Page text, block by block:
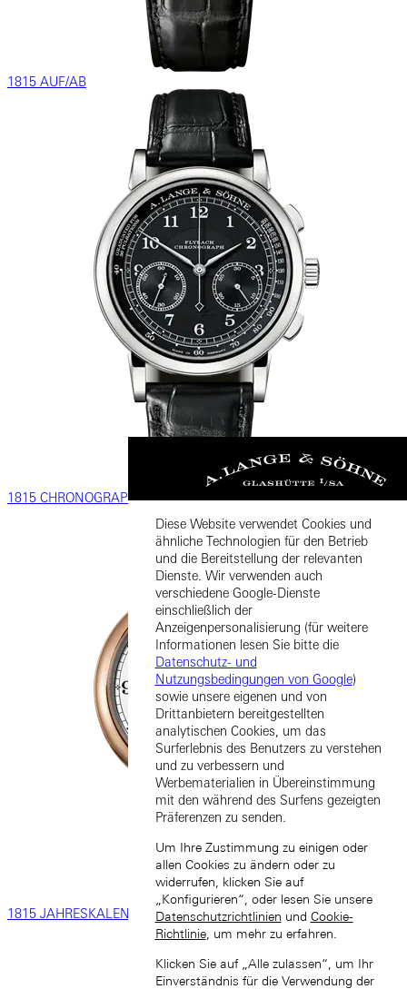
1815 AUF/AB
1815 CHRONOGRAPH
1815 JAHRESKALENDER
Diese Website verwendet Cookies und
ähnliche Technologien für den Betrieb
und die Bereitstellung der relevanten
Dienste. Wir verwenden auch
verschiedene Google-Dienste
einschließlich der
Anzeigenpersonalisierung (für weitere
Informationen lesen Sie bitte die
Datenschutz- und
Nutzungsbedingungen von Google)
sowie unsere eigenen und von
Drittanbietern bereitgestellten
analytischen Cookies, um das
Surferlebnis des Benutzers zu verstehen
und zu verbessern und
Werbematerialien in Übereinstimmung
mit den während des Surfens gezeigten
Präferenzen zu senden.
Um Ihre Zustimmung zu einigen oder
allen Cookies zu ändern oder zu
widerrufen, klicken Sie auf
„Konfigurieren“, oder lesen Sie unsere
Datenschutzrichtlinien und Cookie-
Richtlinie, um mehr zu erfahren.
Klicken Sie auf „Alle zulassen“, um Ihr
Einverständnis für die Verwendung der